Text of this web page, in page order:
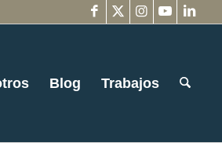
Blog Trabajos